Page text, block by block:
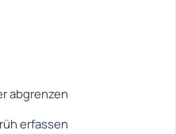
abgrenzen
erfassen